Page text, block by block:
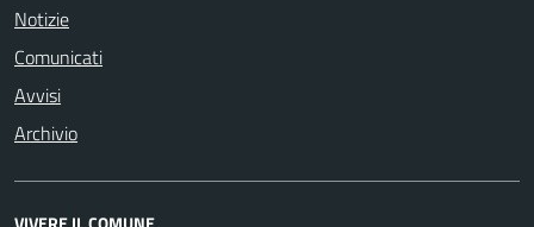
Notizie
Comunicati
Avvisi
Archivio